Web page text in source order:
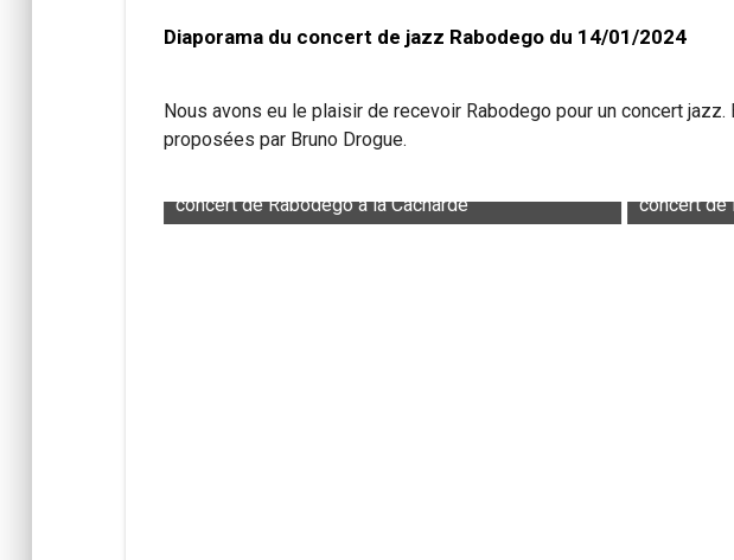
Diaporama du concert de jazz Rabodego du 14/01/2024
Nous avons eu le plaisir de recevoir Rabodego pour un concert
proposées par Bruno Drogue.
concert de Rabodego à la Cacharde concert de